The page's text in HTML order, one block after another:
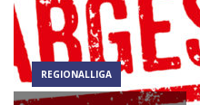
REGIONALLIGA